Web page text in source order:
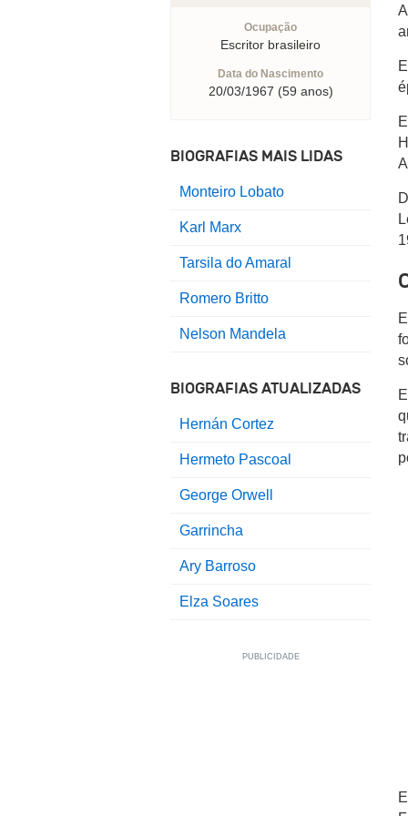
Ocupação
Escritor brasileiro
Data do Nascimento
20/03/1967 (59 anos)
BIOGRAFIAS MAIS LIDAS
Monteiro Lobato
Karl Marx
Tarsila do Amaral
Romero Britto
Nelson Mandela
BIOGRAFIAS ATUALIZADAS
Hernán Cortez
Hermeto Pascoal
George Orwell
Garrincha
Ary Barroso
Elza Soares